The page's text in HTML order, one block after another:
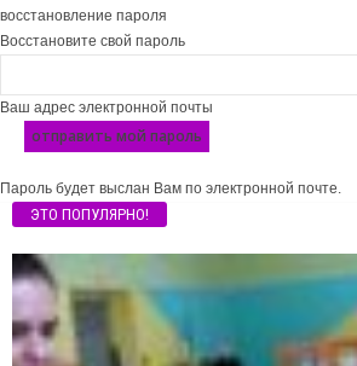
восстановление пароля
Восстановите свой пароль
Ваш адрес электронной почты
Пароль будет выслан Вам по электронной почте.
ЭТО ПОПУЛЯРНО!